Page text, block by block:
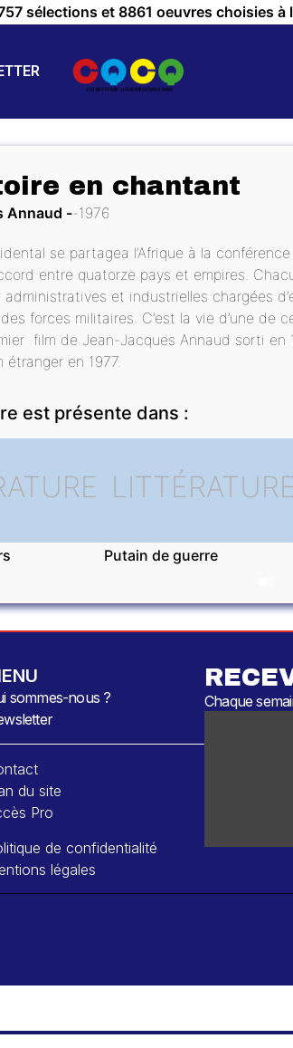
sélections et 8861 oeuvres choisies à
en chantant
Annaud 1976
se partagea l’Afrique à la
entre quatorze pays et empires.
et industrielles chargées
forces militaires. C’est la vie d’une
film de Jean-Jacques Annaud sorti en
étranger en 1977.
est présente dans :
LITTÉRATURE
Putain de guerre
sommes-nous ?
du site
Pro
de confidentialité
légales
Chaque